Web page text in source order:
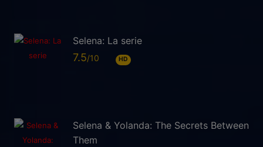
Selena: La serie
7.5 HD
Selena & Yolanda: The Secrets Between
Them